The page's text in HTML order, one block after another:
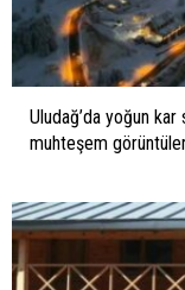
Uludağ’da yoğun
muhteşem